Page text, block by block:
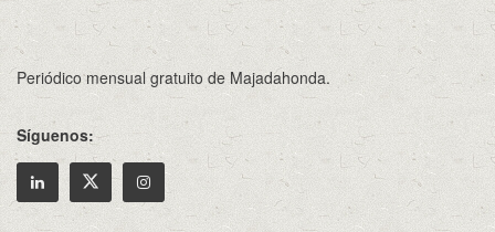
Periódico mensual gratuito de Majadahonda.
Síguenos: